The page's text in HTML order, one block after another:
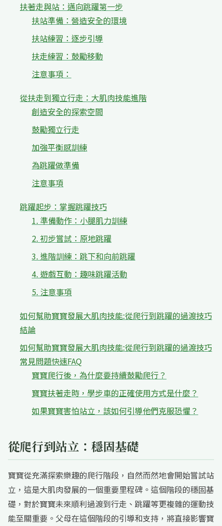
扶著走與站：邁向跳躍第一步
扶站準備：營造安全的環境
扶站練習：逐步引導
扶走練習：鼓勵移動
注意事項：
從扶走到獨立行走：大肌肉技能進階
創造安全的探索空間
鼓勵獨立行走
加強平衡感訓練
為跳躍做準備
注意事項
跳躍起步：掌握跳躍技巧
1. 準備動作：小腿肌力訓練
2. 初步嘗試：原地跳躍
3. 進階訓練：跳下和向前跳躍
4. 遊戲互動：趣味跳躍活動
5. 注意事項
如何幫助寶寶發展大肌肉技能:從爬行到跳躍的過渡技巧
結論
如何幫助寶寶發展大肌肉技能:從爬行到跳躍的過渡技巧
常見問題快速FAQ
寶寶爬行後，為什麼要持續鼓勵爬行？
寶寶扶著走時，學步車的正確使用方式是什麼？
如果寶寶害怕站立，該如何引導他們克服恐懼？
從爬行到站立：穩固基礎
寶寶從充滿探索樂趣的爬行階段，自然而然地會開始嘗試站
立，這是大肌肉發展的一個重要里程碑。這個階段的穩固基
礎，對於寶寶未來順利過渡到行走、跳躍等更複雜的運動技
能至關重要。父母在這個階段的引導和支持，將直接影響寶